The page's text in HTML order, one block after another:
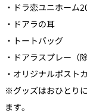
・ドラ恋ユニホーム
・ドアラの耳
・トートバッグ
・ドアラスプレー（
・オリジナルポスト
※グッズはおひとり
ます。